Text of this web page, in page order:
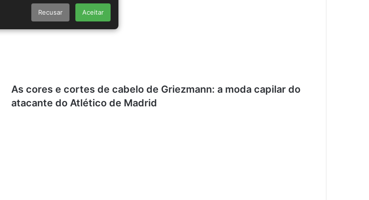
As cores e cortes de cabelo de Griezmann: a moda capilar do
atacante do Atlético de Madrid
Recusar Aceitar